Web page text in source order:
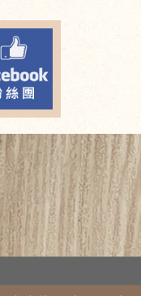
之12號